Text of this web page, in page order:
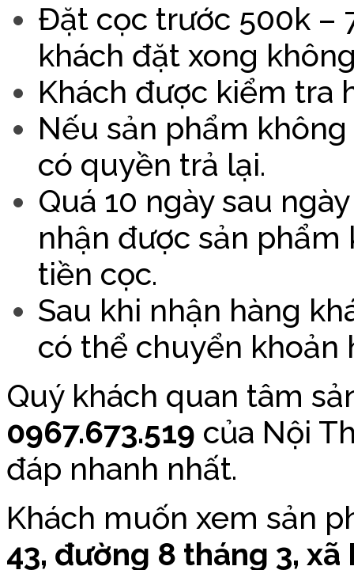
Đặt cọc trước 500k –
khách đặt xong
Khách được kiểm tra
Nếu sản phẩm
có quyền trả lại.
Quá 10 ngày sau
nhận được sản
tiền cọc.
Sau khi nhận hàng
có thể chuyển khoản
Quý khách quan tâm
0967.673.519 của Nội
đáp nhanh nhất.
Khách muốn xem sản
43, đường 8 tháng 3,